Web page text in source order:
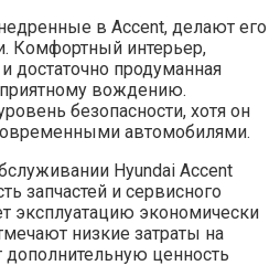
в Accent, делают его
Комфортный интерьер,
достаточно продуманная
вождению.
безопасности, хотя он
автомобилями.
Hyundai Accent
запчастей и сервисного
эксплуатацию экономически
низкие затраты на
дополнительную ценность